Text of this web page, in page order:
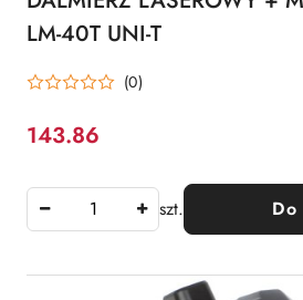
LM-40T UNI-T
(0)
Cena:
143.86
szt.